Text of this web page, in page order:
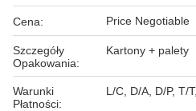
Cena: Price Negotiable
Szczegóły
Opakowania:
Kartony + palety
Warunki
Płatności:
L/C, D/A, D/P, T/